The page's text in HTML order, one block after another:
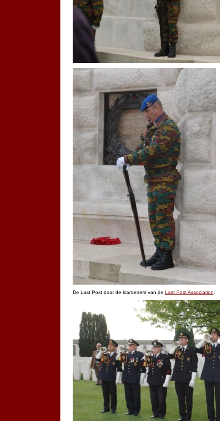
De Last Post door de klaroeners van de Last Post Association